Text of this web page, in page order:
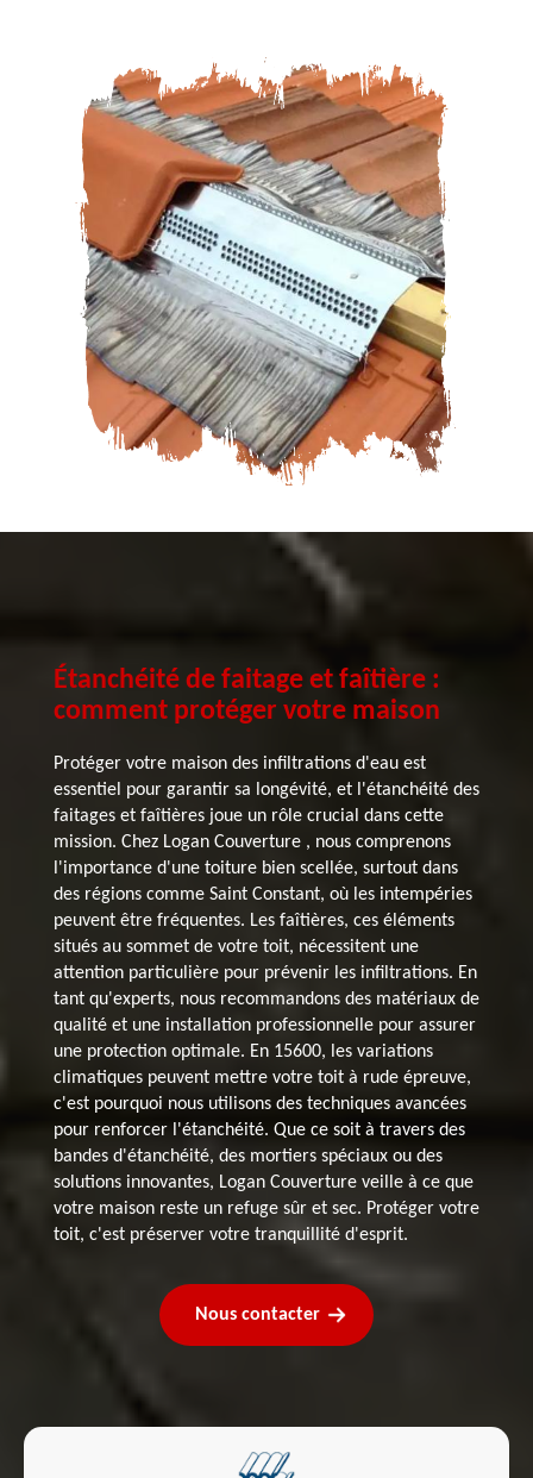
Étanchéité de faitage et faîtière :
comment protéger votre maison
Protéger votre maison des infiltrations d'eau est
essentiel pour garantir sa longévité, et l'étanchéité des
faitages et faîtières joue un rôle crucial dans cette
mission. Chez Logan Couverture , nous comprenons
l'importance d'une toiture bien scellée, surtout dans
des régions comme Saint Constant, où les intempéries
peuvent être fréquentes. Les faîtières, ces éléments
situés au sommet de votre toit, nécessitent une
attention particulière pour prévenir les infiltrations. En
tant qu'experts, nous recommandons des matériaux de
qualité et une installation professionnelle pour assurer
une protection optimale. En 15600, les variations
climatiques peuvent mettre votre toit à rude épreuve,
c'est pourquoi nous utilisons des techniques avancées
pour renforcer l'étanchéité. Que ce soit à travers des
bandes d'étanchéité, des mortiers spéciaux ou des
solutions innovantes, Logan Couverture veille à ce que
votre maison reste un refuge sûr et sec. Protéger votre
toit, c'est préserver votre tranquillité d'esprit.
Nous contacter